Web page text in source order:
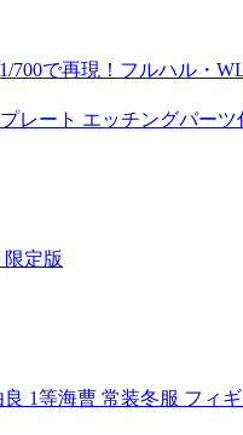
700で再現！フルハル・
レート エッチングパーツ
定版
1等海曹 常装冬服 フィ